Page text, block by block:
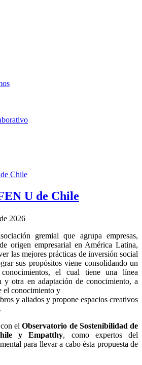
U de Chile
2026
gremial que agrupa empresas,
origen empresarial en América Latina,
las mejores prácticas de inversión social
sus propósitos viene consolidando un
el cual tiene una línea
y otra en adaptación de conocimiento, a
el conocimiento y
y aliados y propone espacios creativos
con elObservatorio de Sostenibilidad de
y Empatthy, como expertos del
para llevar a cabo ésta propuesta de